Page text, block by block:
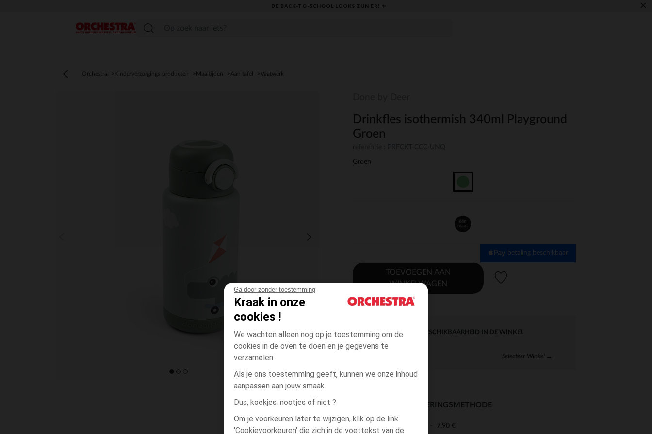
Ga door zonder toestemming
Kraak in onze
cookies !
We wachten alleen nog op je toestemming om de
cookies in de oven te doen en je gegevens te
verzamelen.
Als je ons toestemming geeft, kunnen we onze inhoud
aanpassen aan jouw smaak.
Dus, koekjes, nootjes of niet ?
Om je voorkeuren later te wijzigen, klik op de link
'Cookievoorkeuren' die zich in de voettekst van de
DE BACK-TO-SCHOOL LOOKS ZIJN ER! ✨ ×
menu
Orchestra Kinderverzorgings-producten Maaltijden Aan tafel Vaatwerk
Drinkfles isothermish 340ml Playground
Groen
Groen
één
maat
betaling beschikbaar
TOEVOEGEN AAN
WINKELWAGEN
DIRECTE BESCHIKBAARHEID IN DE WINKEL
Selecteer Winkel →
BESCHIKBAARE LEVERINGSMETHODE
levering aan huis 7,90 €